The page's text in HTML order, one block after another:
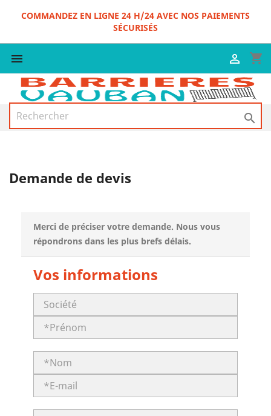
COMMANDEZ EN LIGNE 24 H/24 AVEC NOS PAIEMENTS
SÉCURISÉS
 shopping_cart


Demande de devis
Merci de préciser votre demande. Nous vous
répondrons dans les plus brefs délais.
Vos informations